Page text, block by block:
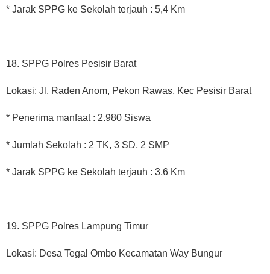
* Jarak SPPG ke Sekolah terjauh : 5,4 Km
18. SPPG Polres Pesisir Barat
Lokasi: Jl. Raden Anom, Pekon Rawas, Kec Pesisir Barat
* Penerima manfaat : 2.980 Siswa
* Jumlah Sekolah : 2 TK, 3 SD, 2 SMP
* Jarak SPPG ke Sekolah terjauh : 3,6 Km
19. SPPG Polres Lampung Timur
Lokasi: Desa Tegal Ombo Kecamatan Way Bungur